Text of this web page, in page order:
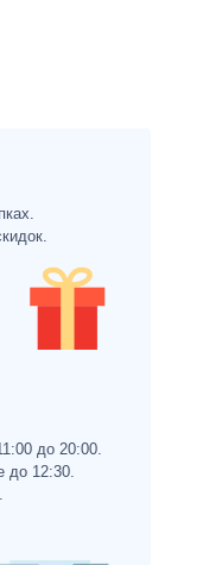
до 20:00.
до 12:30.